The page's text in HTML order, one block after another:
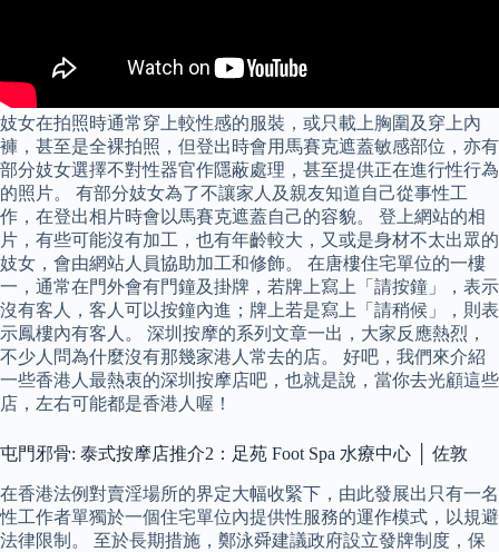
妓女在拍照時通常穿上較性感的服裝，或只載上胸圍及穿上內
褲，甚至是全裸拍照，但登出時會用馬賽克遮蓋敏感部位，亦有
部分妓女選擇不對性器官作隱蔽處理，甚至提供正在進行性行為
的照片。 有部分妓女為了不讓家人及親友知道自己從事性工
作，在登出相片時會以馬賽克遮蓋自己的容貌。 登上網站的相
片，有些可能沒有加工，也有年齡較大，又或是身材不太出眾的
妓女，會由網站人員協助加工和修飾。 在唐樓住宅單位的一樓
一，通常在門外會有門鐘及掛牌，若牌上寫上「請按鐘」，表示
沒有客人，客人可以按鐘內進；牌上若是寫上「請稍候」，則表
示鳳樓內有客人。 深圳按摩的系列文章一出，大家反應熱烈，
不少人問為什麼沒有那幾家港人常去的店。 好吧，我們來介紹
一些香港人最熱衷的深圳按摩店吧，也就是說，當你去光顧這些
店，左右可能都是香港人喔！
屯門邪骨: 泰式按摩店推介2：足苑 Foot Spa 水療中心 │ 佐敦
在香港法例對賣淫場所的界定大幅收緊下，由此發展出只有一名
性工作者單獨於一個住宅單位內提供性服務的運作模式，以規避
法律限制。 至於長期措施，鄭泳舜建議政府設立發牌制度，保